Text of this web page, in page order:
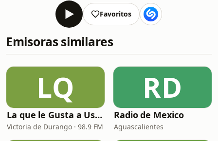
Favoritos
Emisoras similares
LQ
La que le Gusta a Usted
Victoria de Durango · 98.9 FM
RD
Radio de Mexico
Aguascalientes